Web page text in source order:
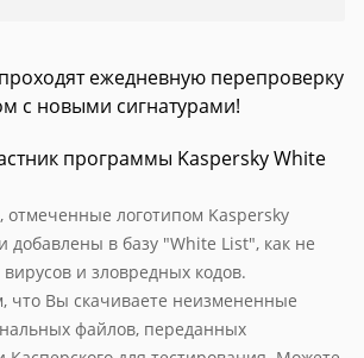
ежедневную перепроверку
с новыми сигнатурами!
программы Kaspersky White
отмеченные логотипом Kaspersky
добавлены в базу "White List", как не
и зловредных кодов.
что Вы скачиваете неизмененные
файлов, переданных